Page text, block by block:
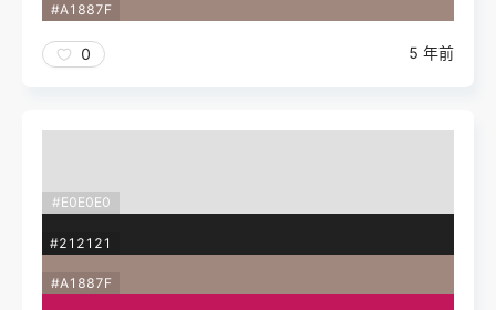
#A1887F
0 5 年前
#E0E0E0
#212121
#A1887F